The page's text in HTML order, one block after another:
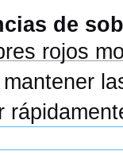
de
rojos